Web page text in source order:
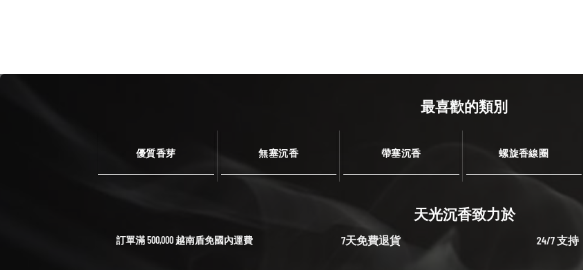
最喜歡的類別
優質香芽 無塞沉香 帶塞沉香 螺旋香線圈
天光沉香致力於
訂單滿 500,000 越南盾免國內運費 7天免費退貨 24/7 支持